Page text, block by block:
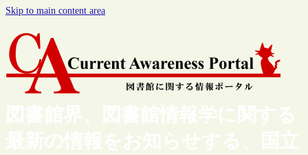
Skip to main content area
図書館界、図書館情報学に関する
最新の情報をお知らせする、国立